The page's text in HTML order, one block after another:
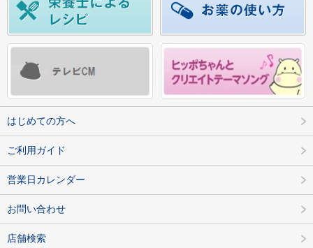
はじめての方へ
ご利用ガイド
営業日カレンダー
お問い合わせ
店舗検索